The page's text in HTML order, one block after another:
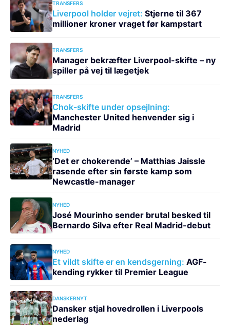
TRANSFERS
Liverpool holder vejret: Stjerne til 367
millioner kroner vraget før kampstart
TRANSFERS
Manager bekræfter Liverpool-skifte – ny
spiller på vej til lægetjek
TRANSFERS
Chok-skifte under opsejlning:
Manchester United henvender sig i
Madrid
NYHED
‘Det er chokerende’ – Matthias Jaissle
rasende efter sin første kamp som
Newcastle-manager
NYHED
José Mourinho sender brutal besked til
Bernardo Silva efter Real Madrid-debut
NYHED
Et vildt skifte er en kendsgerning: AGF-
kending rykker til Premier League
DANSKERNYT
Dansker stjal hovedrollen i Liverpools
nederlag